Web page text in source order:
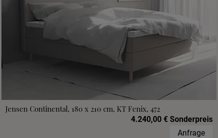
Jensen Continental, 180 x 210 cm, KT Fenix, 472
4.240,00 € Sonderpreis
Anfrage